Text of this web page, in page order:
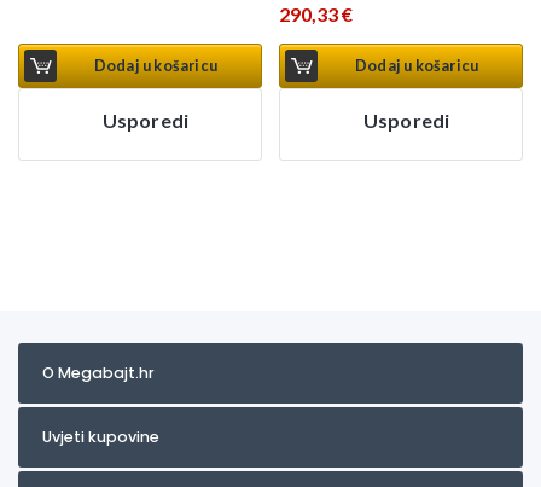
Dodaj u košaricu
Usporedi
290,33€
Dodaj u košaricu
Usporedi
O Megabajt.hr
Uvjeti kupovine